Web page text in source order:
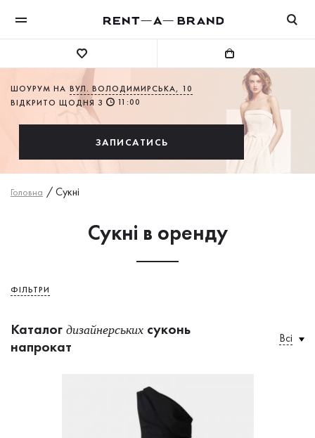
ШОУРУМ НА ВУЛ. ВОЛОДИМИРСЬКА, 10
ВІДКРИТО ЩОДНЯ З
11:00
ЗАПИСАТИСЬ
Головна /Сукнi
Сукні в оренду
ФІЛЬТРИ
Каталог дизайнерських суконь
напрокат
Всі